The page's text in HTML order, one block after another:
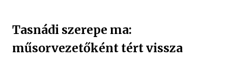
Tasnádi szerepe ma:
műsorvezetőként tért vissza